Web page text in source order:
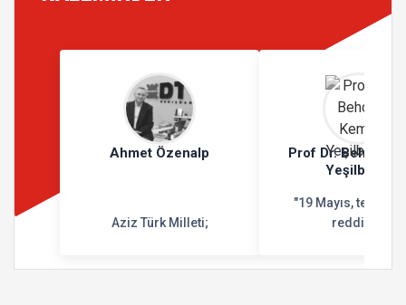
Ahmet Özenalp
Aziz Türk Milleti;
Prof Dr. Behçet
Yeşilbursa
"19 Mayıs,
reddidir"